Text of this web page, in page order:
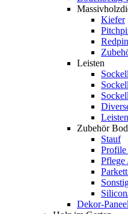
Kiefer
Leisten
Zubehör
Stauf
Profile
Pflege
Dekor-